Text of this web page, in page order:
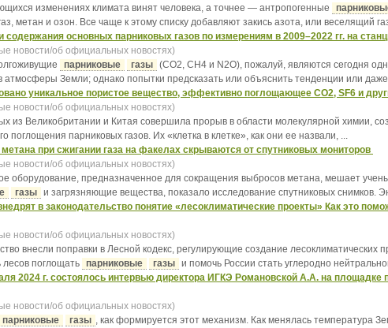
изменениях климата винят человека, а точнее — антропогенные
метан и озон. Все чаще к этому списку добавляют закись азота, или веселящий
содержания основных парниковых газов по измерениям в 2009–2022 гг. на
новости/об официальных новостях)
парниковые газы (CO2, CH4 и N2O), пожалуй, являются сегодня
атмосферы Земли; однако попытки предсказать или объяснить тенденции или
уникальное пористое вещество, эффективно поглощающее CO2, SF6 и
новости/об официальных новостях)
из Великобритании и Китая совершила прорыв в области молекулярной химии,
поглощения парниковых газов. Их «клетка в клетке», как они ее назвали, ...
при сжигании газа на факелах скрываются от спутниковых мониторов
новости/об официальных новостях)
оборудование, предназначенное для сокращения выбросов метана, мешает
газы и загрязняющие вещества, показало исследование спутниковых снимков.
в законодательство понятие «лесоклиматические проекты» Как это
новости/об официальных новостях)
внесли поправки в Лесной кодекс, регулирующие создание лесоклиматических
лесов поглощать парниковые газы и помочь России стать углеродно
2024 г. состоялось интервью директора ИГКЭ Романовской А.А. на площадке
новости/об официальных новостях)
парниковые газы , как формируется этот механизм. Как менялась температура